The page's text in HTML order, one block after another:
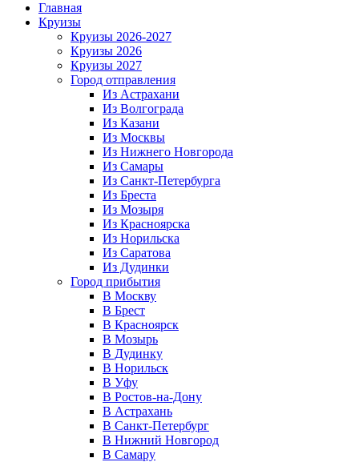
Главная
Круизы
Круизы 2026-2027
Круизы 2026
Круизы 2027
Город отправления
Из Астрахани
Из Волгограда
Из Казани
Из Москвы
Из Нижнего Новгорода
Из Самары
Из Санкт-Петербурга
Из Бреста
Из Мозыря
Из Красноярска
Из Норильска
Из Саратова
Из Дудинки
Город прибытия
В Москву
В Брест
В Красноярск
В Мозырь
В Дудинку
В Норильск
В Уфу
В Ростов-на-Дону
В Астрахань
В Санкт-Петербург
В Нижний Новгород
В Самару